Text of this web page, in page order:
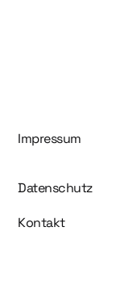
Impressum
Datenschutz
Kontakt